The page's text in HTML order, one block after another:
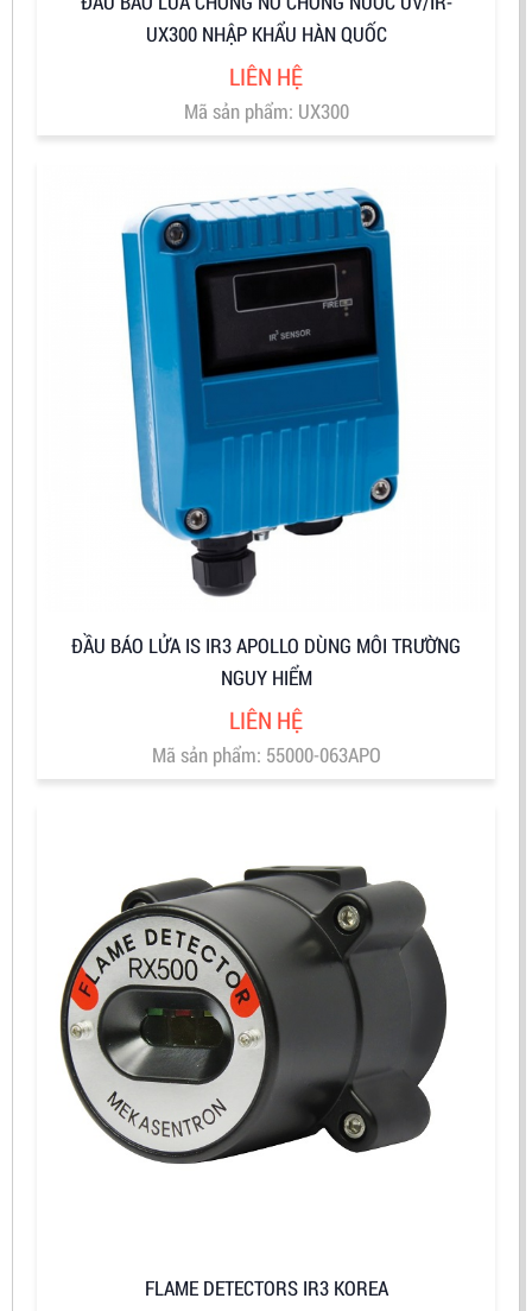
UX300 NHẬP KHẨU HÀN QUỐC
LIÊN HỆ
Mã sản phẩm: UX300
ĐẦU BÁO LỬA IS IR3 APOLLO DÙNG MÔI TRƯỜNG
NGUY HIỂM
LIÊN HỆ
Mã sản phẩm: 55000-063APO
FLAME DETECTORS IR3 KOREA